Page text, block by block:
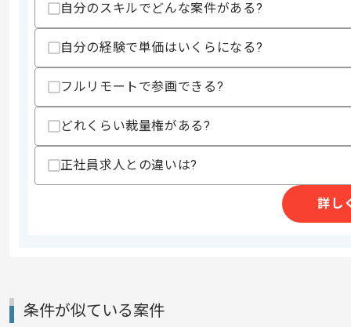
・100名以上のチームまたは予算10億
・クライアント折衝経験(1年以上)
・システム基盤知見
・システム開発ライフサイクル全体の知
・ExcelやPowerPoint等を用いた進捗資
歓迎スキル
・PMPの資格保有
スキルに不安がある方へ
上記に似た経験やスキルをお持ちであれば申
自分のスキルでどんな案件がある?
自分の経験で単価はいくらになる?
フルリモートで参画できる?
どれくらい裁量権がある?
正社員求人との違いは?
詳し
条件が似ている案件